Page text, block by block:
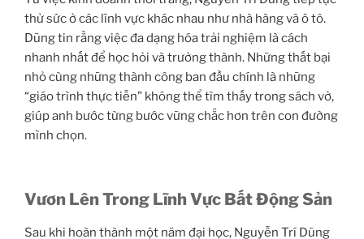
thử sức ở các lĩnh vực khác nhau như nhà hàng và ô tô.
Dũng tin rằng việc đa dạng hóa trải nghiệm là cách
nhanh nhất để học hỏi và trưởng thành. Những thất bại
nhỏ cùng những thành công ban đầu chính là những
“giáo trình thực tiễn” không thể tìm thấy trong sách vở,
giúp anh bước từng bước vững chắc hơn trên con đường
mình chọn.
Vươn Lên Trong Lĩnh Vực Bất Động Sản
Sau khi hoàn thành một năm đại học, Nguyễn Trí Dũng